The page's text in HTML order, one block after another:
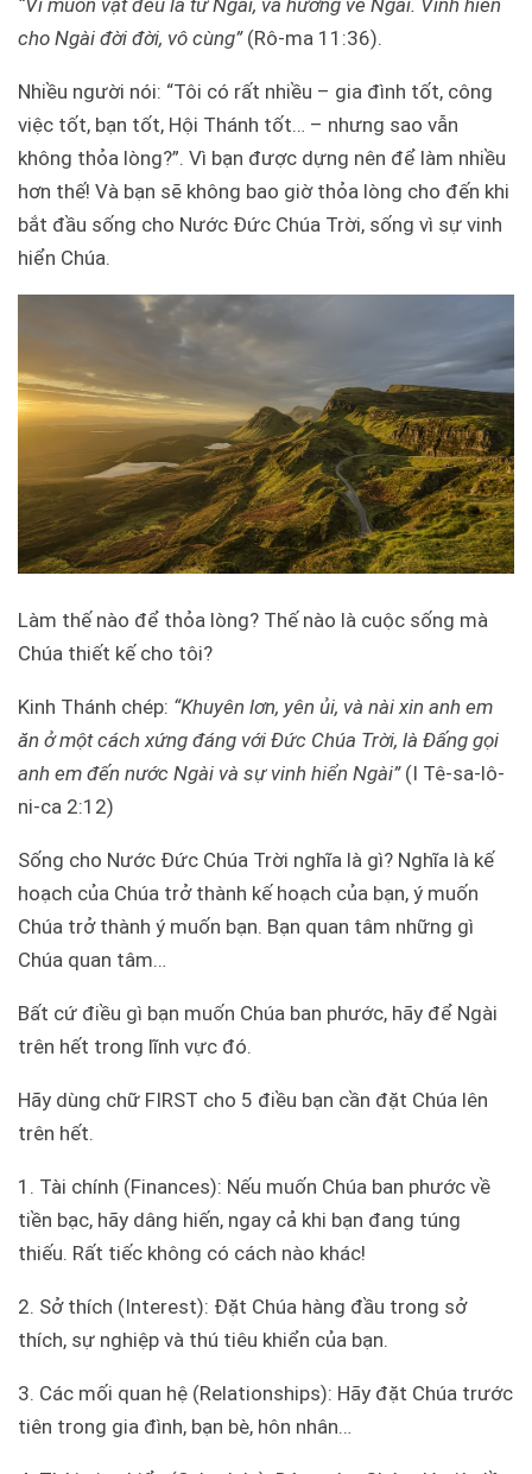
“Vì muôn vật đều là từ Ngài, và hướng về Ngài. Vinh hiển
cho Ngài đời đời, vô cùng”(Rô-ma 11:36).
Nhiều người nói: “Tôi có rất nhiều – gia đình tốt, công
việc tốt, bạn tốt, Hội Thánh tốt… – nhưng sao vẫn
không thỏa lòng?”. Vì bạn được dựng nên để làm nhiều
hơn thế! Và bạn sẽ không bao giờ thỏa lòng cho đến khi
bắt đầu sống cho Nước Đức Chúa Trời, sống vì sự vinh
hiển Chúa.
Làm thế nào để thỏa lòng? Thế nào là cuộc sống mà
Chúa thiết kế cho tôi?
Kinh Thánh chép: “Khuyên lơn, yên ủi, và nài xin anh em
ăn ở một cách xứng đáng với Đức Chúa Trời, là Đấng gọi
anh em đến nước Ngài và sự vinh hiển Ngài”(I Tê-sa-lô-
ni-ca 2:12)
Sống cho Nước Đức Chúa Trời nghĩa là gì? Nghĩa là kế
hoạch của Chúa trở thành kế hoạch của bạn, ý muốn
Chúa trở thành ý muốn bạn. Bạn quan tâm những gì
Chúa quan tâm…
Bất cứ điều gì bạn muốn Chúa ban phước, hãy để Ngài
trên hết trong lĩnh vực đó.
Hãy dùng chữ FIRST cho 5 điều bạn cần đặt Chúa lên
trên hết.
1. Tài chính (Finances): Nếu muốn Chúa ban phước về
tiền bạc, hãy dâng hiến, ngay cả khi bạn đang túng
thiếu. Rất tiếc không có cách nào khác!
2. Sở thích (Interest): Đặt Chúa hàng đầu trong sở
thích, sự nghiệp và thú tiêu khiển của bạn.
3. Các mối quan hệ (Relationships): Hãy đặt Chúa trước
tiên trong gia đình, bạn bè, hôn nhân…